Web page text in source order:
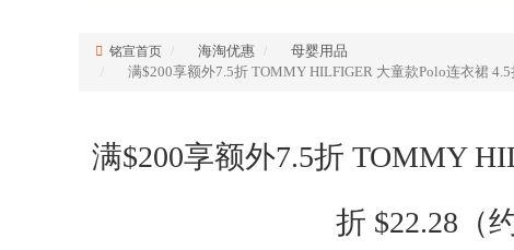
铭宣首页 海淘优惠
母婴用品
满$200享额外7.5折 TOMMY HILFIGER 大童款Polo连衣裙 4.5
满$200享额外7.5折 TOMMY
折 $22.28（